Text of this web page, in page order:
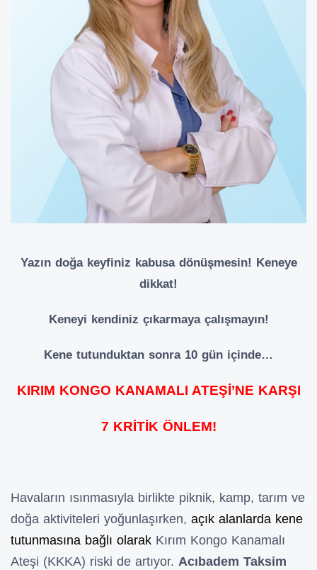
Yazın doğa keyfiniz kabusa dönüşmesin! Keneye
dikkat!
Keneyi kendiniz çıkarmaya çalışmayın!
Kene tutunduktan sonra 10 gün içinde…
KIRIM KONGO KANAMALI ATEŞİ’NE KARŞI
7 KRİTİK ÖNLEM!
Havaların ısınmasıyla birlikte piknik, kamp, tarım ve
doğa aktiviteleri yoğunlaşırken, açık alanlarda kene
tutunmasına bağlı olarak Kırım Kongo Kanamalı
Ateşi (KKKA) riski de artıyor. Acıbadem Taksim